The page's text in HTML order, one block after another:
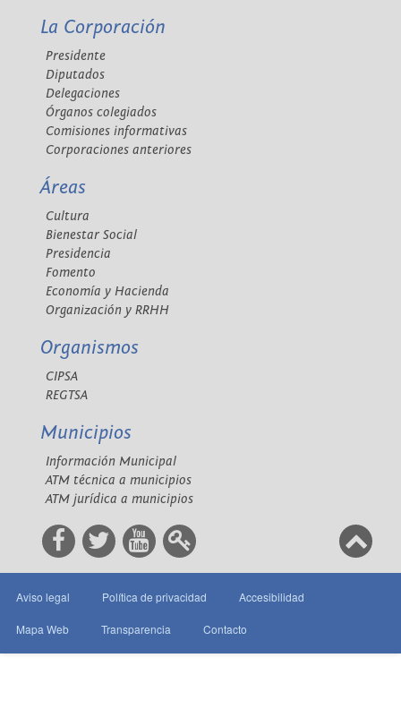
La Corporación
Presidente
Diputados
Delegaciones
Órganos colegiados
Comisiones informativas
Corporaciones anteriores
Áreas
Cultura
Bienestar Social
Presidencia
Fomento
Economía y Hacienda
Organización y RRHH
Organismos
CIPSA
REGTSA
Municipios
Información Municipal
ATM técnica a municipios
ATM jurídica a municipios
Aviso legal Política de privacidad Accesibilidad
Mapa Web Transparencia Contacto